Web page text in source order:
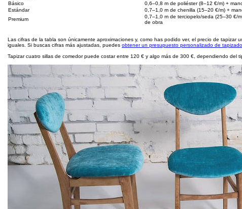
Básico
0,6–0,8 m de poliéster (8–12 €/m) +
Estándar
0,7–1,0 m de chenilla (15–20 €/m) +
Premium
0,7–1,0 m de terciopelo/seda (25–30 €/
de obra
Las cifras de la tabla son únicamente aproximaciones y, como has podido ver, el precio de
iguales. Si buscas cifras más ajustadas, puedes obtener un presupuesto personalizado de
Tapizar cuatro sillas de comedor puede costar entre 120 € y algo más de 300 €, dependiendo del